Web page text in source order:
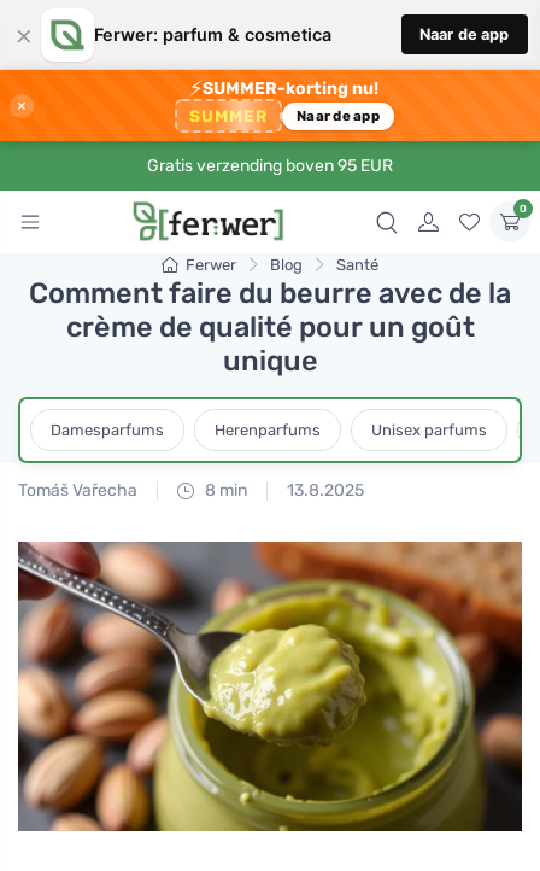
× Ferwer: parfum & cosmetica Naar de app
×
⚡SUMMER-korting nu!
SUMMER Naar de app
Gratis verzending boven 95 EUR
0
Ferwer Blog Santé
Comment faire du beurre avec de la
crème de qualité pour un goût
unique
Damesparfums Herenparfums Unisex parfums
Tomáš Vařecha 8 min 13.8.2025